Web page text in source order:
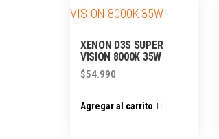
XENON D3S SUPER
VISION 8000K 35W
$54.990
Agregar al carrito